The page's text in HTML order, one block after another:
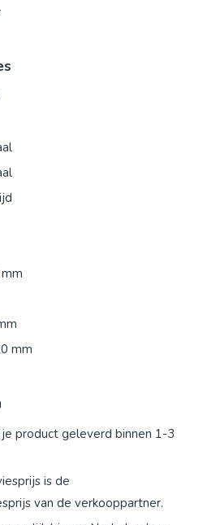
mm
product geleverd binnen 1-3
is de
van de verkooppartner.